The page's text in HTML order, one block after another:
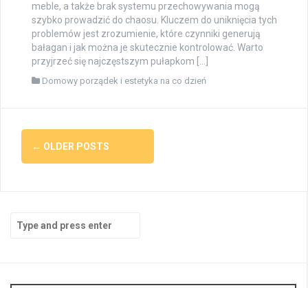
meble, a także brak systemu przechowywania mogą
szybko prowadzić do chaosu. Kluczem do uniknięcia tych
problemów jest zrozumienie, które czynniki generują
bałagan i jak można je skutecznie kontrolować. Warto
przyjrzeć się najczęstszym pułapkom […]
Domowy porządek i estetyka na co dzień
Posts
navigation
← OLDER POSTS
Search
for: